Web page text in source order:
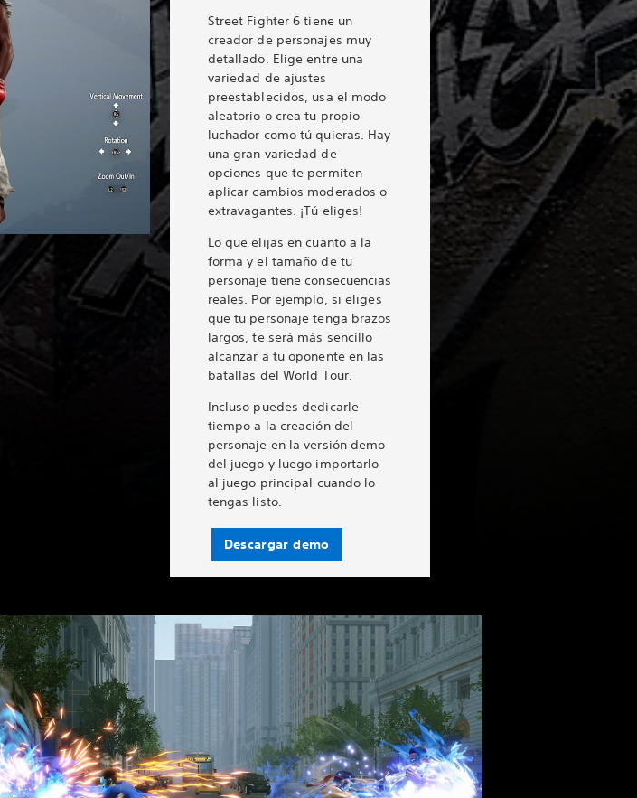
Street Fighter 6 tiene un
creador de personajes muy
detallado. Elige entre una
variedad de ajustes
preestablecidos, usa el modo
aleatorio o crea tu propio
luchador como tú quieras. Hay
una gran variedad de
opciones que te permiten
aplicar cambios moderados o
extravagantes. ¡Tú eliges!
Lo que elijas en cuanto a la
forma y el tamaño de tu
personaje tiene consecuencias
reales. Por ejemplo, si eliges
que tu personaje tenga brazos
largos, te será más sencillo
alcanzar a tu oponente en las
batallas del World Tour.
Incluso puedes dedicarle
tiempo a la creación del
personaje en la versión demo
del juego y luego importarlo
al juego principal cuando lo
tengas listo.
Descargar demo